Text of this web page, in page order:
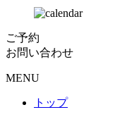
ご予約
お問い合わせ
MENU
トップ